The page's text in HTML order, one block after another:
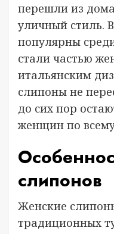
перешли из
уличный стиль.
популярны
стали частью
итальянским
слипоны не
до сих пор
женщин по
слипонов
Женские
традиционных